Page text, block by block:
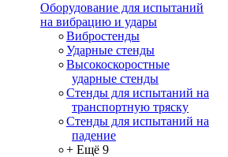
Оборудование для испытаний
на вибрацию и удары
Вибростенды
Ударные стенды
Высокоскоростные
ударные стенды
Стенды для испытаний на
транспортную тряску
Стенды для испытаний на
падение
+ Ещё 9